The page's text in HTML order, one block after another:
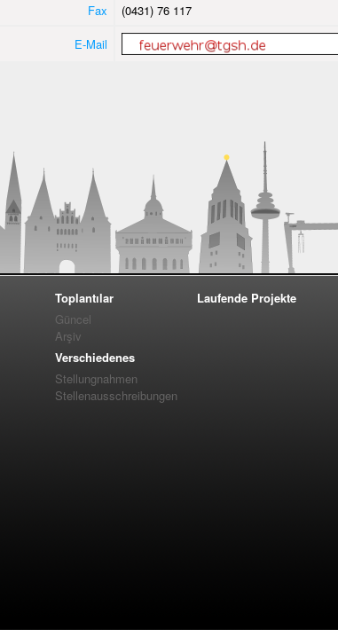
Fax
(0431) 76 117
E-Mail
Toplantılar
Güncel
Arşiv
Verschiedenes
Stellungnahmen
Stellenausschreibungen
Laufende Projekte